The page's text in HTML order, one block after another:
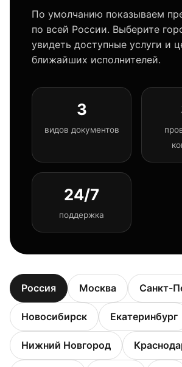
По умолчанию показываем
по всей России. Выберите
увидеть доступные услуги и
ближайших исполнителей.
3
видов документов
24/7
поддержка
Россия Москва Санкт-
Новосибирск Екатеринбург
Нижний Новгород